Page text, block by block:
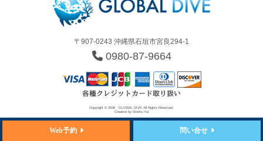
〒907-0243 沖縄県石垣市宮良294-1
0980-87-9664
Copyright © 2026 GLOBAL DIVE All Rights Reserved.
Creative by Works-Yui
Web予約 問い合せ